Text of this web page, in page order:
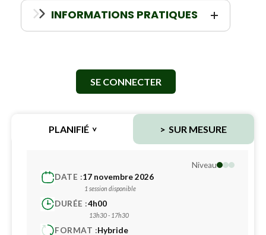
INFORMATIONS PRATIQUES
SE CONNECTER
PLANIFIÉ SUR MESURE
Niveau
DATE :17 novembre 2026
1 session disponible
DURÉE :4h00
13h30 - 17h30
FORMAT :Hybride